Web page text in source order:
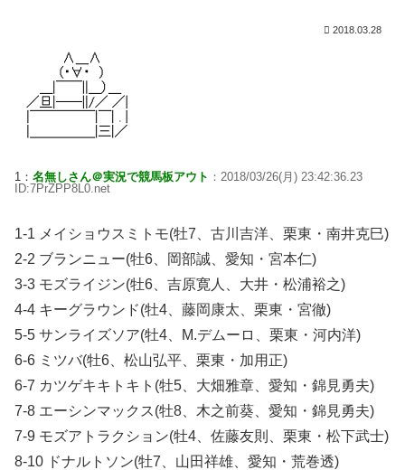
2018.03.28
1： 名無しさん＠実況で競馬板アウト ：2018/03/26(月) 23:42:36.23
ID:7PrZPP8L0.net
1-1 メイショウスミトモ(牡7、古川吉洋、栗東・南井克巳)
2-2 ブランニュー(牡6、岡部誠、愛知・宮本仁)
3-3 モズライジン(牡6、吉原寛人、大井・松浦裕之)
4-4 キーグラウンド(牡4、藤岡康太、栗東・宮徹)
5-5 サンライズソア(牡4、M.デムーロ、栗東・河内洋)
6-6 ミツバ(牡6、松山弘平、栗東・加用正)
6-7 カツゲキキトキト(牡5、大畑雅章、愛知・錦見勇夫)
7-8 エーシンマックス(牡8、木之前葵、愛知・錦見勇夫)
7-9 モズアトラクション(牡4、佐藤友則、栗東・松下武士)
8-10 ドナルトソン(牡7、山田祥雄、愛知・荒巻透)